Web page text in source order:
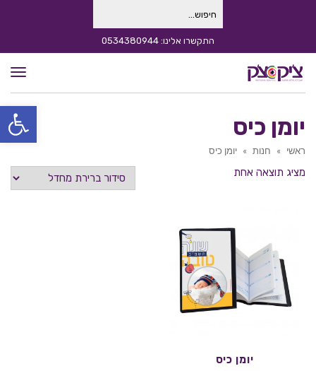
פתח
עבור: התקשרו אלינו: 0534380944
יומן כיס
ראשי » חנות » יומן כיס
מציג תוצאה אחת
יומן כיס